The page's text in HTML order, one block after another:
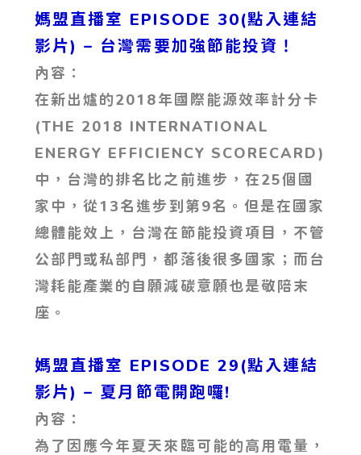
媽盟直播室 EPISODE 30(點入連結
影片)– 台灣需要加強節能投資！
內容：
在新出爐的2018年國際能源效率計分卡
(THE 2018 INTERNATIONAL
ENERGY EFFICIENCY SCORECARD)
中，台灣的排名比之前進步，在25個國
家中，從13名進步到第9名。但是在國家
總體能效上，台灣在節能投資項目，不管
公部門或私部門，都落後很多國家；而台
灣耗能產業的自願減碳意願也是敬陪末
座。
媽盟直播室 EPISODE 29(點入連結
影片) – 夏月節電開跑囉!
內容：
為了因應今年夏天來臨可能的高用電量，